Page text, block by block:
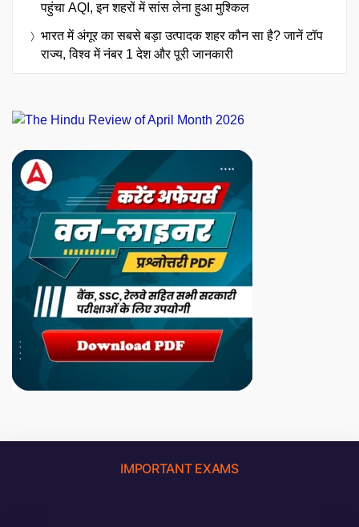
पहुंचा AQI, इन शहरों में सांस लेना हुआ मुश्किल
भारत में अंगूर का सबसे बड़ा उत्पादक शहर कौन सा है? जानें टॉप
राज्य, विश्व में नंबर 1 देश और पूरी जानकारी
IMPORTANT EXAMS